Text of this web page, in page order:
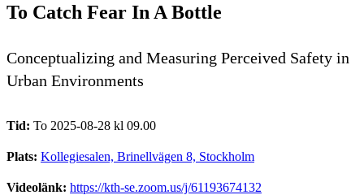
To Catch Fear In A Bottle
Conceptualizing and Measuring Perceived Safety in
Urban Environments
Tid: To 2025-08-28 kl 09.00
Plats: Kollegiesalen, Brinellvägen 8, Stockholm
Videolänk: https://kth-se.zoom.us/j/61193674132